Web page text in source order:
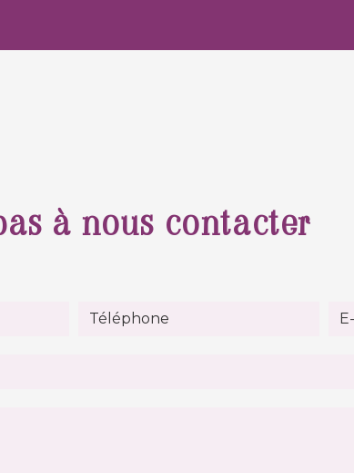
à nous contacter